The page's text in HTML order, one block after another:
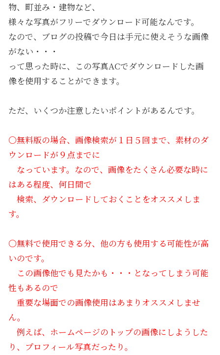
物、町並み・建物など、
様々な写真がフリーでダウンロード可能なんです。
なので、ブログの投稿で今日は手元に使えそうな画像
がない・・・
って思った時に、この写真ACでダウンロードした画
像を使用することができます。
ただ、いくつか注意したいポイントがあるんです。
〇無料版の場合、画像検索が１日５回まで、素材のダ
ウンロードが９点までに
なっています。なので、画像をたくさん必要な時に
はある程度、何日間で
検索、ダウンロードしておくことをオススメしま
す。
〇無料で使用できる分、他の方も使用する可能性が高
いのです。
この画像他でも見たかも・・・となってしまう可能
性もあるので
重要な場面での画像使用はあまりオススメしませ
ん。
例えば、ホームページのトップの画像にしようした
り、プロフィール写真だったり。